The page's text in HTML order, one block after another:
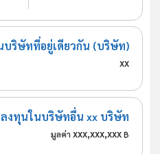
บริษัทที่อยู่เดียวกัน (บริษัท)
xx
ลงทุนในบริษัทอื่น xx บริษัท
มูลค่า xxx,xxx,xxx ฿